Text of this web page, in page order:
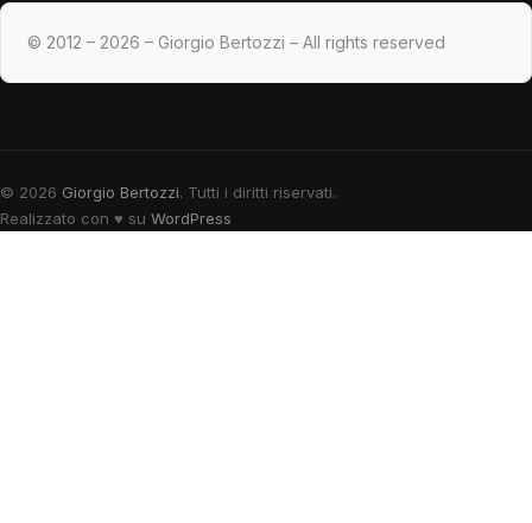
© 2012 – 2026 – Giorgio Bertozzi – All rights reserved
© 2026 Giorgio Bertozzi. Tutti i diritti riservati.
Realizzato con ♥ su WordPress